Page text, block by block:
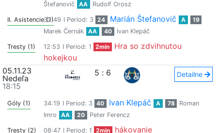
Štefanovič
AA Rudolf Orosz
II. Asistencie (1)
32:49 I Period: 3 24 Marián Štefanovič A
19
Marek Černák
AA 40 Ivan Klepáč
Tresty (1) 12:53 I Period: 1 2min
Hra so zdvihnutou
hokejkou
05.11.23
Nedeľa
18:15
5 : 6 Detailne
Góly (1) 34:19 I Period: 3 40 Ivan Klepáč A 78
Roman
Imro
AA 20 Peter Ferencz
Tresty (2) 08:47 I Period: 1 2min hákovanie